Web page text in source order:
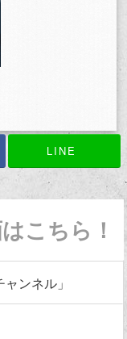
こちら！
ンネル」